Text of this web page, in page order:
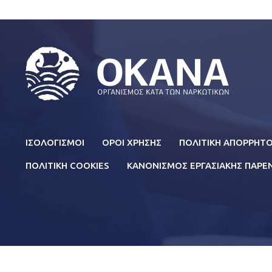
Σε όλες τις κατηγορίες της ιστοσελίδας μας θα
πληροφορίες για το έργο του ΟΚΑΝΑ και τα
σε όλους τους τομείς των δραστηριοτήτων
κατηγορία FAQ θα βρείτε πιο εξειδικευμένα
και θεραπείας αλλά και πληροφορίες για τις
πληροφορία που δεν μπορείτε να βρείτε μέσα
Αν χρειάζεστε βοήθεια, υποστήριξη ή
MENU
ΙΣΟΛΟΓΙΣΜΟΙ ΟΡΟΙ ΧΡΗΣΗΣ ΠΟΛΙΤΙΚΗ
ΠΟΛΙΤΙΚΗ COOKIES ΚΑΝΟΝΙΣΜΟΣ ΕΡΓΑΣΙΑΚΗΣ